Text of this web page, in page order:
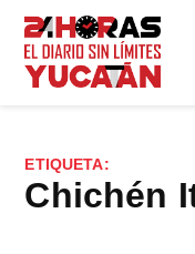
Saltar
contenido
ETIQUETA:
Chichén